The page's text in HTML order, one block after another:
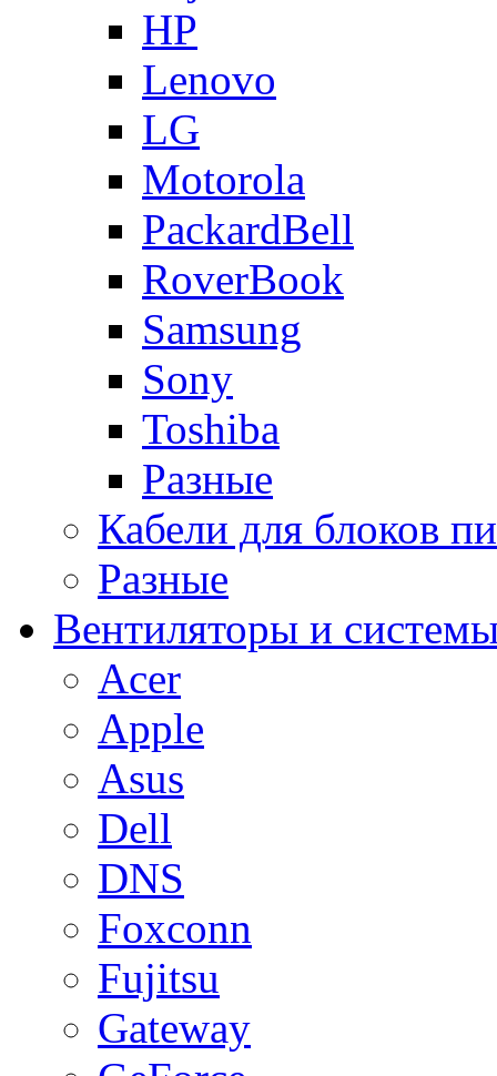
HP
Lenovo
LG
Motorola
PackardBell
RoverBook
Samsung
Sony
Toshiba
Разные
Кабели для блоков
Разные
Вентиляторы и
Acer
Apple
Asus
Dell
DNS
Foxconn
Fujitsu
Gateway